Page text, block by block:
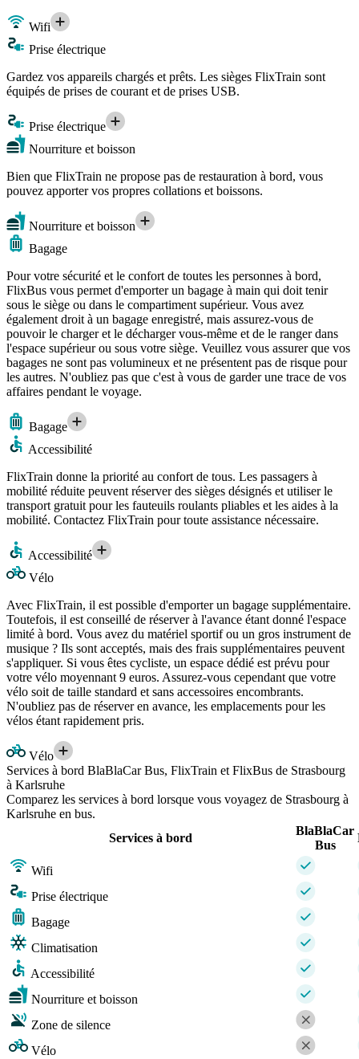
Wifi
Prise électrique
Gardez vos appareils chargés et prêts. Les sièges FlixTrain sont
équipés de prises de courant et de prises USB.
Prise électrique
Nourriture et boisson
Bien que FlixTrain ne propose pas de restauration à bord, vous
pouvez apporter vos propres collations et boissons.
Nourriture et boisson
Bagage
Pour votre sécurité et le confort de toutes les personnes à bord,
FlixBus vous permet d'emporter un bagage à main qui doit tenir
sous le siège ou dans le compartiment supérieur. Vous avez
également droit à un bagage enregistré, mais assurez-vous de
pouvoir le charger et le décharger vous-même et de le ranger dans
l'espace supérieur ou sous votre siège. Veuillez vous assurer que vos
bagages ne sont pas volumineux et ne présentent pas de risque pour
les autres. N'oubliez pas que c'est à vous de garder une trace de vos
affaires pendant le voyage.
Bagage
Accessibilité
FlixTrain donne la priorité au confort de tous. Les passagers à
mobilité réduite peuvent réserver des sièges désignés et utiliser le
transport gratuit pour les fauteuils roulants pliables et les aides à la
mobilité. Contactez FlixTrain pour toute assistance nécessaire.
Accessibilité
Vélo
Avec FlixTrain, il est possible d'emporter un bagage supplémentaire.
Toutefois, il est conseillé de réserver à l'avance étant donné l'espace
limité à bord. Vous avez du matériel sportif ou un gros instrument de
musique ? Ils sont acceptés, mais des frais supplémentaires peuvent
s'appliquer. Si vous êtes cycliste, un espace dédié est prévu pour
votre vélo moyennant 9 euros. Assurez-vous cependant que votre
vélo soit de taille standard et sans accessoires encombrants.
N'oubliez pas de réserver en avance, les emplacements pour les
vélos étant rapidement pris.
Vélo
Services à bord BlaBlaCar Bus, FlixTrain et FlixBus de Strasbourg
à Karlsruhe
Comparez les services à bord lorsque vous voyagez de Strasbourg à
Karlsruhe en bus.
Services à bord
BlaBlaCar
Bus
Wifi
Prise électrique
Bagage
Climatisation
Accessibilité
Nourriture et boisson
Zone de silence
Vélo